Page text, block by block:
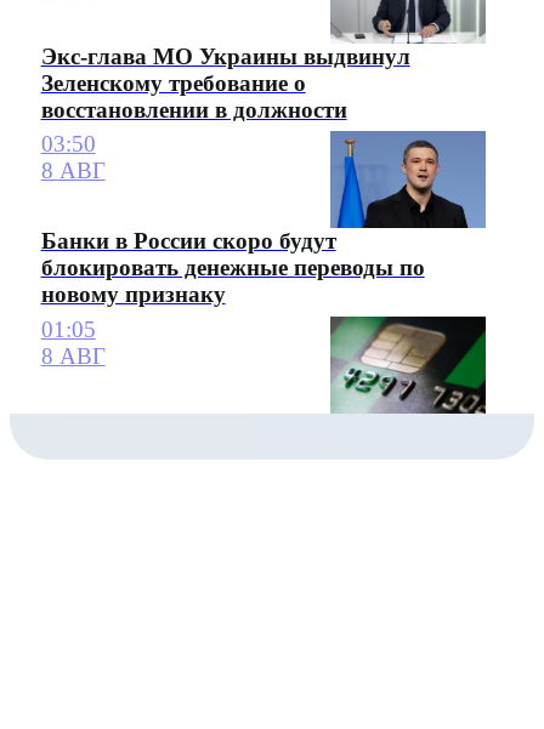
Экс-глава МО Украины выдвинул
Зеленскому требование о
восстановлении в должности
03:50
8 АВГ
Банки в России скоро будут
блокировать денежные переводы по
новому признаку
01:05
8 АВГ